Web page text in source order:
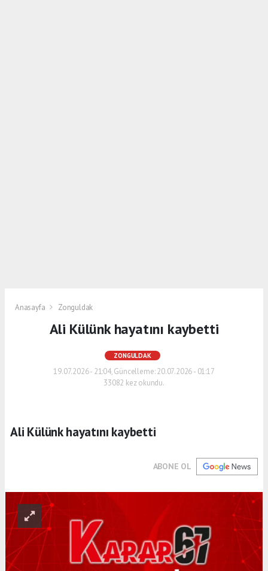
Anasayfa Zonguldak
Ali Külünk hayatını kaybetti
ZONGULDAK
19.07.2026 - 21:04, Güncelleme: 20.07.2026 - 01:17
33082 kez okundu.
Ali Külünk hayatını kaybetti
ABONE OL